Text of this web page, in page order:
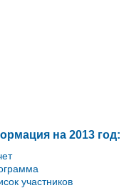
на 2013 год:
участников